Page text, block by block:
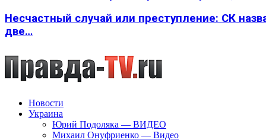
Несчастный случай или преступление: СК
две…
Новости
Украина
Юрий Подоляка — ВИДЕО
Михаил Онуфриенко — Видео